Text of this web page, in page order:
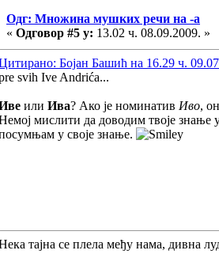
Одг: Множина мушких речи на -а
« Одговор #5 у: 13.02 ч. 08.09.2009. »
Бојан Башић на 16.29 ч.
svih Ive Andrića...
или Ива? Ако је номинатив Иво,
мислити да доводим твоје знање
у своје знање.
тајна се плела међу нама, дивна